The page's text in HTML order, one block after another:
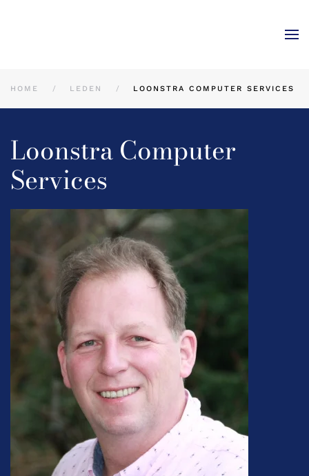
HOME LEDEN LOONSTRA COMPUTER SERVICES
Loonstra Computer
Services